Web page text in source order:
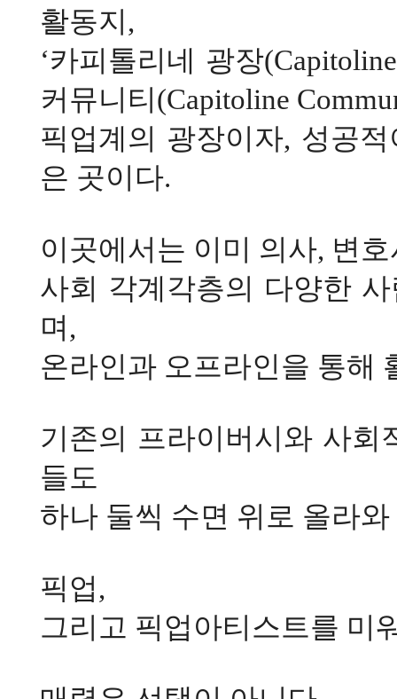
활동지 ,
‘카피톨리네 광장
커뮤니티 (Capitoline
픽업계의 광장이자, 성공
은 곳이다.
이곳에서는 이미 의사, 변
사회 각계각층의 다양한
며 ,
온라인과 오프라인을 통해
기존의 프라이버시와 사
들도
하나 둘씩 수면 위로 올라
픽업,
그리고 픽업아티스트를 미